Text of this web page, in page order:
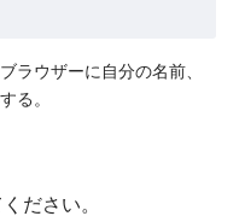
ラウザーに自分の名前、
る。
ださい。